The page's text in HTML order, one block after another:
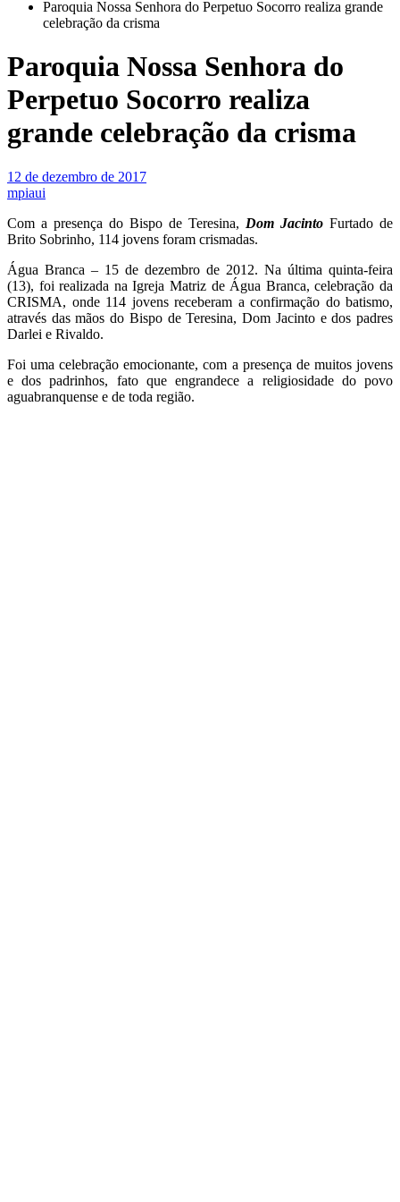
Paroquia Nossa Senhora do Perpetuo Socorro realiza grande
celebração da crisma
Paroquia Nossa Senhora do
Perpetuo Socorro realiza
grande celebração da crisma
12 de dezembro de 2017
mpiaui
Com a presença do Bispo de Teresina, Dom Jacinto Furtado de
Brito Sobrinho, 114 jovens foram crismadas.
Água Branca – 15 de dezembro de 2012. Na última quinta-feira
(13), foi realizada na Igreja Matriz de Água Branca, celebração da
CRISMA, onde 114 jovens receberam a confirmação do batismo,
através das mãos do Bispo de Teresina, Dom Jacinto e dos padres
Darlei e Rivaldo.
Foi uma celebração emocionante, com a presença de muitos jovens
e dos padrinhos, fato que engrandece a religiosidade do povo
aguabranquense e de toda região.